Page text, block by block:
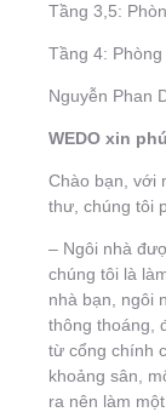
Tầng 3,5:
Tầng 4:
Nguyễn Phan
WEDO xin
Chào bạn, với
thư, chúng tôi
– Ngôi nhà
chúng tôi là
nhà bạn, ngôi
thông thoáng,
từ cổng chính
khoảng sân,
ra nên làm